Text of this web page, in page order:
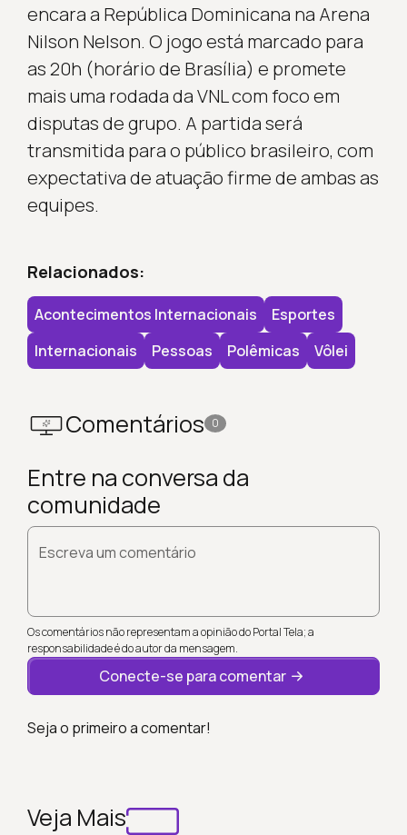
encara a República Dominicana na Arena
Nilson Nelson. O jogo está marcado para
as 20h (horário de Brasília) e promete
mais uma rodada da VNL com foco em
disputas de grupo. A partida será
transmitida para o público brasileiro, com
expectativa de atuação firme de ambas as
equipes.
Relacionados:
Acontecimentos Internacionais
Esportes
Internacionais
Pessoas Polêmicas Vôlei
Comentários 0
Entre na conversa da
comunidade
Escreva um comentário
Os comentários não representam a opinião do Portal Tela; a
responsabilidade é do autor da mensagem.
Conecte-se para comentar
Seja o primeiro a comentar!
Veja Mais